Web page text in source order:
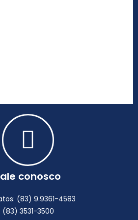
conosco
(83) 9.9361-4583
(83) 3531-3500